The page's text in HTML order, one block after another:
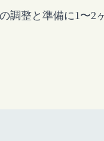
調整と準備に1〜2